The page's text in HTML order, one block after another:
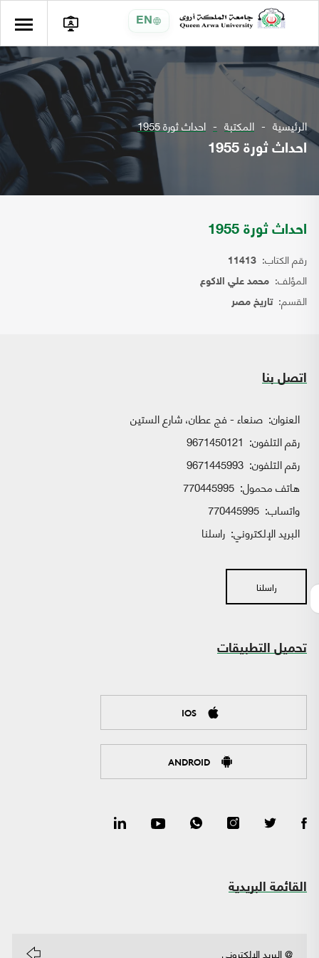
EN
الرئيسية المكتبة احداث ثورة 1955
احداث ثورة 1955
احداث ثورة 1955
رقم الكتاب: 11413
المؤلف: محمد علي الاكوع
القسم:تاريخ مصر
اتصل بنا
العنوان: صنعاء - فج عطان، شارع الستين
رقم التلفون: 9671450121
رقم التلفون: 9671445993
هاتف محمول: 770445995
واتساب:
البريد الإلكتروني: راسلنا
راسلنا
تحميل التطبيقات
IOS
ANDROID
القائمة البريدية